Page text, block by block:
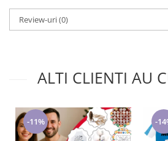
Review-uri(0)
ALTI CLIENTI AU
-11% -